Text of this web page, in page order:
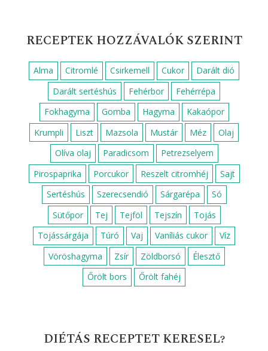
RECEPTEK HOZZÁVALÓK SZERINT
Alma Citromlé Csirkemell Cukor
Darált dió
Darált sertéshús
Fehérbor
Fehérrépa
Fokhagyma
Gomba Hagyma
Kakaópor
Krumpli
Liszt Mazsola Mustár Méz
Olaj
Olíva olaj
Paradicsom
Petrezselyem
Pirospaprika
Porcukor Reszelt citromhéj
Sajt
Sertéshús
Szerecsendió Sárgarépa
Só
Sütőpor
Tej Tejföl Tejszín
Tojás
Tojássárgája
Túró Vaj Vaníliás cukor
Víz
Vöröshagyma
Zsír Zöldborsó
Élesztő
Őrölt bors
Őrölt fahéj
DIÉTÁS RECEPTET KERESEL?